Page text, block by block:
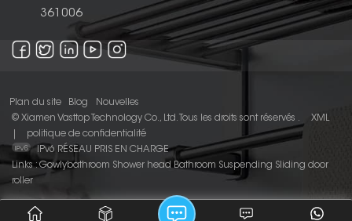
361006
Plan du site Blog
Nouvelles
© Xiamen Vasttop Technology Co., Ltd. Tous les droits sont réservés .
XML
politique de confidentialité
IPv6 RÉSEAU PRIS EN CHARGE
Links :Gowlybathroom Shower head Bathroom Suspending Sliding door
roller